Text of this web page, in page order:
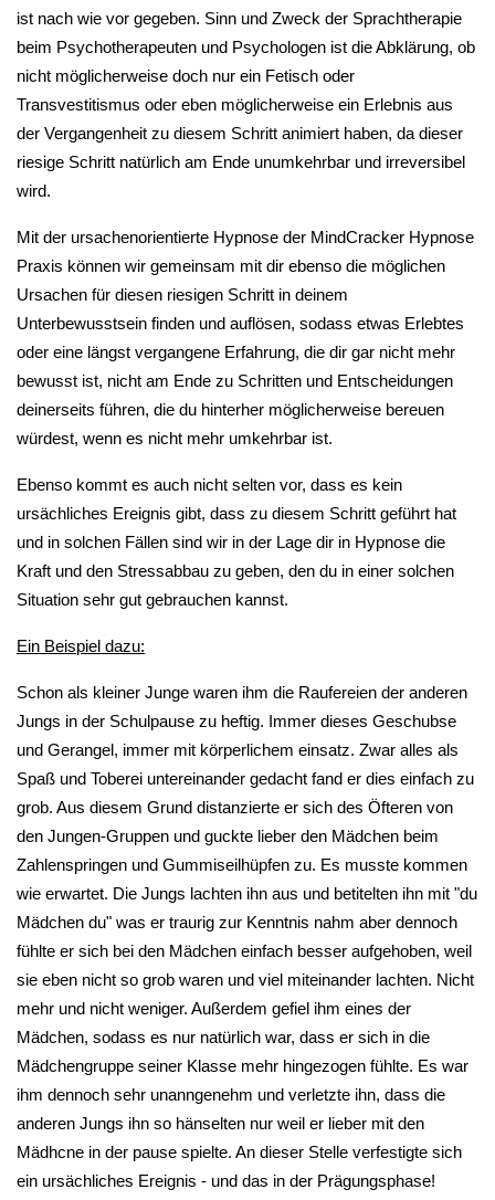
ist nach wie vor gegeben. Sinn und Zweck der Sprachtherapie
beim Psychotherapeuten und Psychologen ist die Abklärung, ob
nicht möglicherweise doch nur ein Fetisch oder
Transvestitismus oder eben möglicherweise ein Erlebnis aus
der Vergangenheit zu diesem Schritt animiert haben, da dieser
riesige Schritt natürlich am Ende unumkehrbar und irreversibel
wird.
Mit der ursachenorientierte Hypnose der MindCracker Hypnose
Praxis können wir gemeinsam mit dir ebenso die möglichen
Ursachen für diesen riesigen Schritt in deinem
Unterbewusstsein finden und auflösen, sodass etwas Erlebtes
oder eine längst vergangene Erfahrung, die dir gar nicht mehr
bewusst ist, nicht am Ende zu Schritten und Entscheidungen
deinerseits führen, die du hinterher möglicherweise bereuen
würdest, wenn es nicht mehr umkehrbar ist.
Ebenso kommt es auch nicht selten vor, dass es kein
ursächliches Ereignis gibt, dass zu diesem Schritt geführt hat
und in solchen Fällen sind wir in der Lage dir in Hypnose die
Kraft und den Stressabbau zu geben, den du in einer solchen
Situation sehr gut gebrauchen kannst.
Ein Beispiel dazu:
Schon als kleiner Junge waren ihm die Raufereien der anderen
Jungs in der Schulpause zu heftig. Immer dieses Geschubse
und Gerangel, immer mit körperlichem einsatz. Zwar alles als
Spaß und Toberei untereinander gedacht fand er dies einfach zu
grob. Aus diesem Grund distanzierte er sich des Öfteren von
den Jungen-Gruppen und guckte lieber den Mädchen beim
Zahlenspringen und Gummiseilhüpfen zu. Es musste kommen
wie erwartet. Die Jungs lachten ihn aus und betitelten ihn mit "du
Mädchen du" was er traurig zur Kenntnis nahm aber dennoch
fühlte er sich bei den Mädchen einfach besser aufgehoben, weil
sie eben nicht so grob waren und viel miteinander lachten. Nicht
mehr und nicht weniger. Außerdem gefiel ihm eines der
Mädchen, sodass es nur natürlich war, dass er sich in die
Mädchengruppe seiner Klasse mehr hingezogen fühlte. Es war
ihm dennoch sehr unanngenehm und verletzte ihn, dass die
anderen Jungs ihn so hänselten nur weil er lieber mit den
Mädhcne in der pause spielte. An dieser Stelle verfestigte sich
ein ursächliches Ereignis - und das in der Prägungsphase!